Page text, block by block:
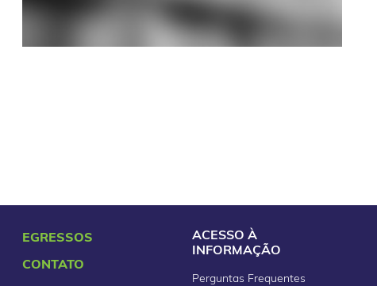
EGRESSOS
CONTATO
ACESSO À
INFORMAÇÃO
Perguntas Frequentes